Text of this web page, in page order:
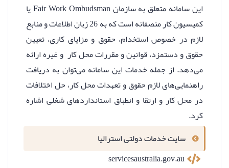
این سامانه متعلق به سازمان Fair Work Ombudsman یا
کمیسیون کار منصفانه است که به 26 زبان اطلاعات و منابع
لازم در خصوص استخدام، حقوق و مزایای کاری، تعیین
حقوق و دستمزد، قوانین و مقررات محل کار و غیره ارائه
می‌دهد. از جمله خدمات این سامانه می‌توان به دریافت
راهنمایی‌های لازم حقوق و تعهدات محل کار، حل اختلافات
در محل کار و ارتقا و انطباق استانداردهای شغلی اشاره
کرد.
سایت خدمات دولتی استرالیا
servicesaustralia.gov.au